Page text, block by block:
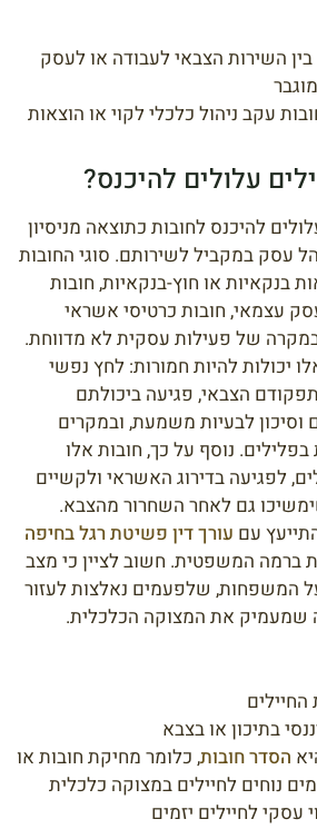
בין השירות הצבאי לעבודה או לעסק
עקב ניהול כלכלי לקוי או הוצאות
עלולים להיכנס?
להיכנס לחובות כתוצאה מניסיון
עסק במקביל לשירותם. סוגי החובות
בנקאיות או חוץ-בנקאיות, חובות
עצמאי, חובות כרטיסי אשראי
של פעילות עסקית לא מדווחת.
יכולות להיות חמורות: לחץ נפשי
הצבאי, פגיעה ביכולתם
לבעיות משמעת, ובמקרים
נוסף על כך, חובות אלו
לפגיעה בדירוג האשראי ולקשיים
גם לאחר השחרור מהצבא.
עם עורך דין פשיטת רגל בחיפה
ברמה המשפטית. חשוב לציין כי מצב
המשפחות, שלפעמים נאלצות לעזור
שמעמיק את המצוקה הכלכלית.
בתיכון או בצבא
הסדר חובות, כלומר מחיקת חובות או
נוחים לחיילים במצוקה כלכלית
עסקי לחיילים יזמים